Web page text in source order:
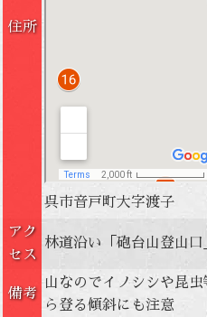
住所
呉市音戸町大字渡子
アク
セス
林道沿い「砲台山登山
備考
山なのでイノシシや昆
ら登る傾斜にも注意